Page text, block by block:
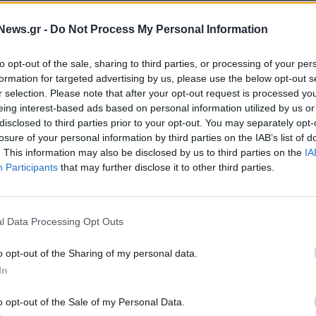
- Do Not Process My Personal Information
opt-out of the sale, sharing to third parties, or processing of your
for targeted advertising by us, please use the below opt-out
selection. Please note that after your opt-out request is processed
interest-based ads based on personal information utilized by us
to third parties prior to your opt-out. You may separately
of your personal information by third parties on the IAB’s list of
This information may also be disclosed by us to third parties on the
Participants that may further disclose it to other third parties.
Data Processing Opt Outs
opt-out of the Sharing of my personal data.
opt-out of the Sale of my Personal Data.
Μητσοτάκης από Αμοργό:
κυριαρχίας τα δύο θαλάσσια
04/10/2025 - 18:32
8ου δημοτικού
ο Κ.
Συνάντηση Μητσοτάκη με τον
Αρχιεπίσκοπο Ιερώνυμο στο
08/09/2025 - 10:05